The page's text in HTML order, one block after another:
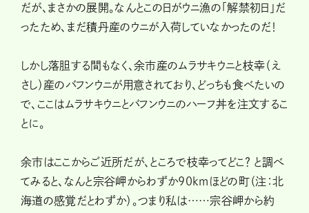
だが、まさかの展開。なんとこの日がウニ漁の「解禁初日」だ
ったため、まだ積丹産のウニが入荷していなかったのだ！
しかし落胆する間もなく、余市産のムラサキウニと枝幸（え
さし）産のバフンウニが用意されており、どっちも食べたいの
で、ここはムラサキウニとバフンウニのハーフ丼を注文するこ
とに。
余市はここからご近所だが、ところで枝幸ってどこ？ と調べ
てみると、なんと宗谷岬からわずか90kmほどの町（注：北
海道の感覚だとわずか）。つまり私は……宗谷岬から約